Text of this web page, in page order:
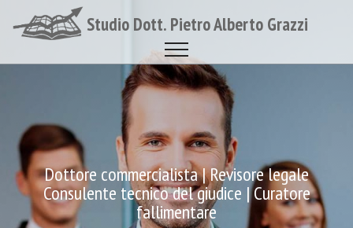
Studio Dott. Pietro Alberto Grazzi
Dottore commercialista | Revisore legale
Consulente tecnico del giudice | Curatore
fallimentare